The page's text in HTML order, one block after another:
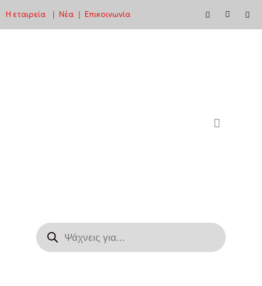
Μεταπηδήστε
Η εταιρεία Νέα Επικοινωνία